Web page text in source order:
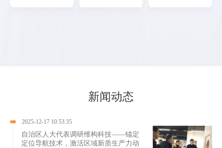
新闻动态
2025-12-17 10:53:35
自治区人大代表调研维构科技——锚定
定位导航技术，激活区域新质生产力动